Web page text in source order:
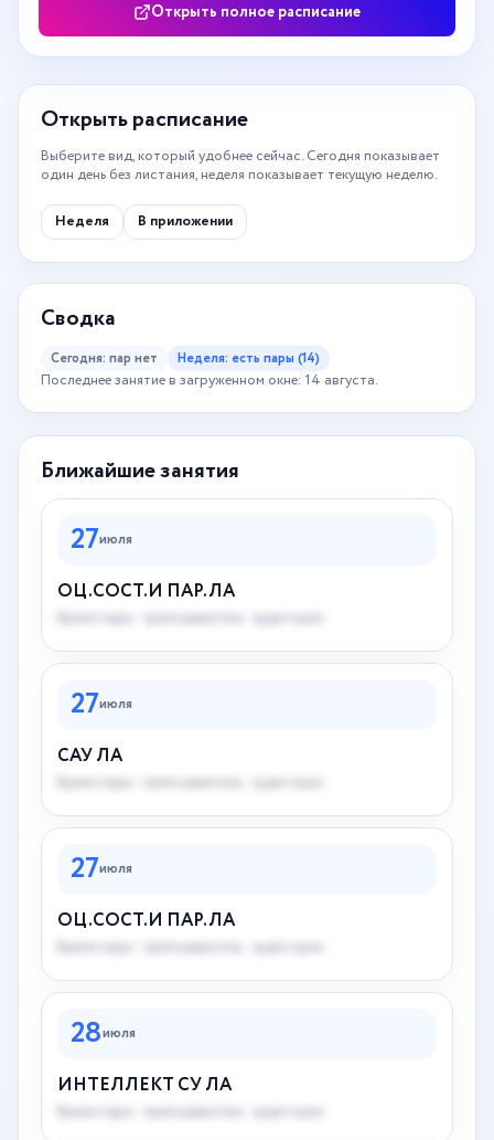
Открыть полное расписание
Открыть расписание
Выберите вид, который удобнее сейчас. Сегодня показывает
один день без листания, неделя показывает текущую неделю.
Неделя В приложении
Сводка
Сегодня: пар нет Неделя: есть пары (14)
Последнее занятие в загруженном окне: 14 августа.
Ближайшие занятия
27июля
ОЦ.СОСТ.И ПАР.ЛА
Время пары · преподаватель · аудитория
27июля
САУ ЛА
Время пары · преподаватель · аудитория
27июля
ОЦ.СОСТ.И ПАР.ЛА
Время пары · преподаватель · аудитория
28июля
ИНТЕЛЛЕКТ СУ ЛА
Время пары · преподаватель · аудитория